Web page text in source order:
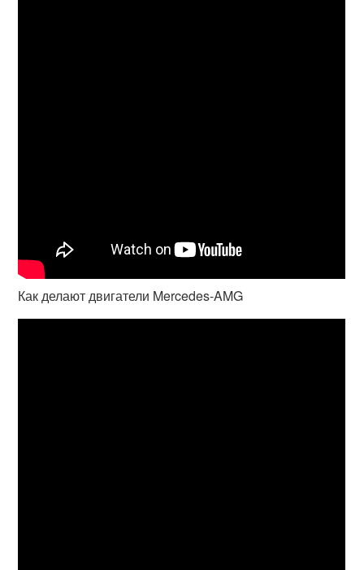
Как делают двигатели Mercedes-AMG